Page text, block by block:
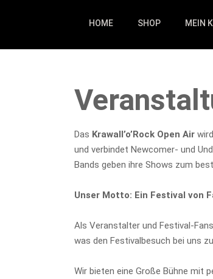
HOME SHOP MEIN
Das Krawall’o’Rock Open Air
und verbindet Newcomer- und
Bands geben ihre Shows zum
Unser Motto: Ein Festival von
Als Veranstalter und Festival-
was den Festivalbesuch bei uns
Wir bieten eine Große Bühne mit